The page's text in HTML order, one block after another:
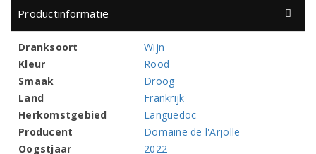
Productinformatie
Dranksoort
Wijn
Kleur
Rood
Smaak
Droog
Land
Frankrijk
Herkomstgebied
Languedoc
Producent
Domaine de l'Arjolle
Oogstjaar
2022